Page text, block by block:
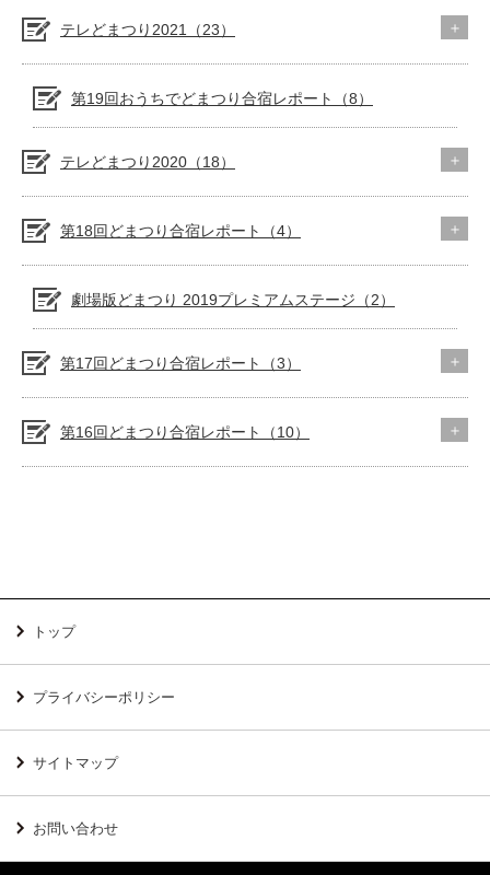
テレどまつり2021（23）
第19回おうちでどまつり合宿レポート（8）
テレどまつり2020（18）
第18回どまつり合宿レポート（4）
劇場版どまつり 2019プレミアムステージ（2）
第17回どまつり合宿レポート（3）
第16回どまつり合宿レポート（10）
トップ
プライバシーポリシー
サイトマップ
お問い合わせ